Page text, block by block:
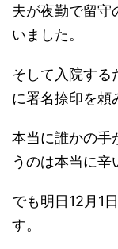
夫が夜勤で留守
いました。
そして入院する
に署名捺印を頼
本当に誰かの手
うのは本当に辛
でも明日12月1
す。